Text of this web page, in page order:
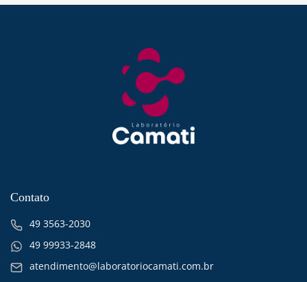
Contato
49 3563-2030
49 99933-2848
atendimento@laboratoriocamati.com.br